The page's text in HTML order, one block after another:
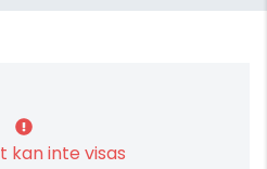
kan inte visas